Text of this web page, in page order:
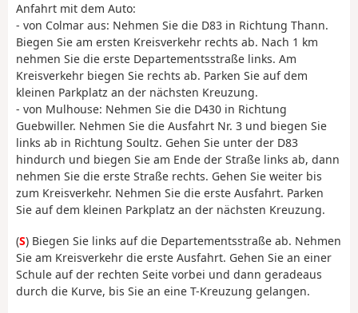
Anfahrt mit dem Auto:
- von Colmar aus: Nehmen Sie die D83 in Richtung Thann.
Biegen Sie am ersten Kreisverkehr rechts ab. Nach 1 km
nehmen Sie die erste Departementsstraße links. Am
Kreisverkehr biegen Sie rechts ab. Parken Sie auf dem
kleinen Parkplatz an der nächsten Kreuzung.
- von Mulhouse: Nehmen Sie die D430 in Richtung
Guebwiller. Nehmen Sie die Ausfahrt Nr. 3 und biegen Sie
links ab in Richtung Soultz. Gehen Sie unter der D83
hindurch und biegen Sie am Ende der Straße links ab, dann
nehmen Sie die erste Straße rechts. Gehen Sie weiter bis
zum Kreisverkehr. Nehmen Sie die erste Ausfahrt. Parken
Sie auf dem kleinen Parkplatz an der nächsten Kreuzung.
(S) Biegen Sie links auf die Departementsstraße ab. Nehmen
Sie am Kreisverkehr die erste Ausfahrt. Gehen Sie an einer
Schule auf der rechten Seite vorbei und dann geradeaus
durch die Kurve, bis Sie an eine T-Kreuzung gelangen.